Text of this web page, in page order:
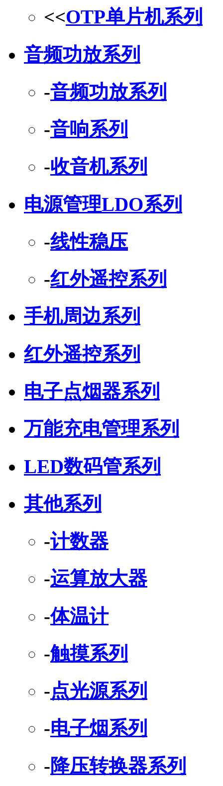
<<OTP单片机系列
音频功放系列
-音频功放系列
-音响系列
-收音机系列
电源管理LDO系列
-线性稳压
-红外遥控系列
手机周边系列
红外遥控系列
电子点烟器系列
万能充电管理系列
LED数码管系列
其他系列
-计数器
-运算放大器
-体温计
-触摸系列
-点光源系列
-电子烟系列
-降压转换器系列